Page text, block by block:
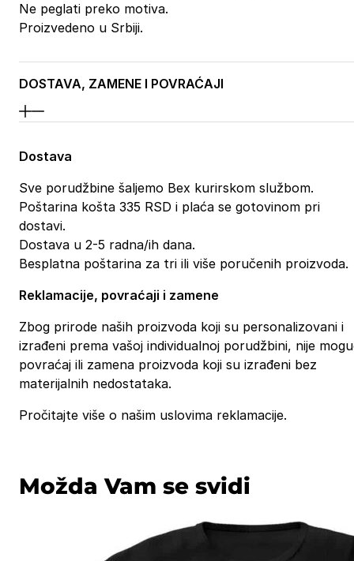
Ne peglati preko motiva.
Proizvedeno u Srbiji.
DOSTAVA, ZAMENE I POVRAĆAJI
Dostava
Sve porudžbine šaljemo Bex kurirskom službom.
Poštarina košta 335 RSD i plaća se gotovinom pri
dostavi.
Dostava u 2-5 radna/ih dana.
Besplatna poštarina za tri ili više poručenih proizvoda.
Reklamacije, povraćaji i zamene
Zbog prirode naših proizvoda koji su personalizovani i
izrađeni prema vašoj individualnoj porudžbini, nije
povraćaj ili zamena proizvoda koji su izrađeni bez
materijalnih nedostataka.
Pročitajte više o našim uslovima reklamacije.
Možda Vam se svidi